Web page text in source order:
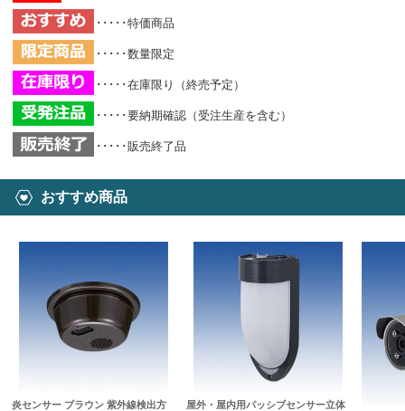
･････特価商品
･････数量限定
･････在庫限り（終売予定）
･････要納期確認（受注生産を含む）
･････販売終了品
おすすめ商品
炎センサー ブラウン 紫外線検出方
屋外・屋内用パッシブセンサー立体